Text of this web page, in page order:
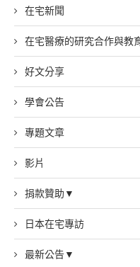
在宅新聞
在宅醫療的研究合作與教
好文分享
學會公告
專題文章
影片
捐款贊助▼
日本在宅專訪
最新公告▼